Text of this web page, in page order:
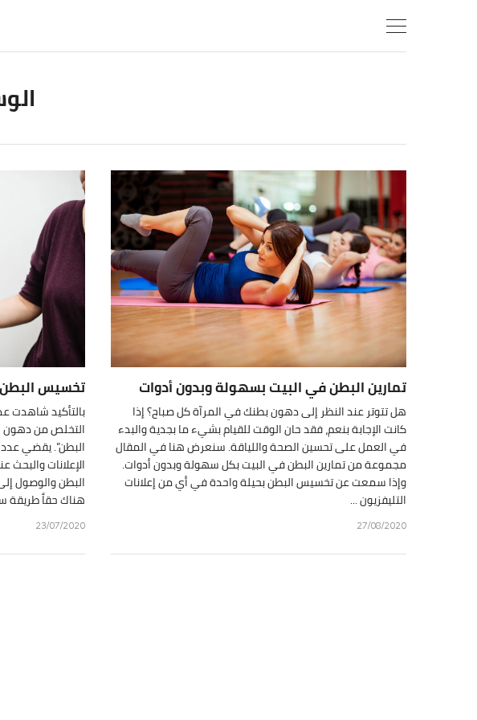
تمارين البطن في البيت بسهولة وبدون أدوات
هل تتوتر عند النظر إلى دهون بطنك في المرآة كل صباح؟ إذا
كانت الإجابة بنعم، فقد حان الوقت للقيام بشيء ما بجدية والبدء
في العمل على تحسين الصحة واللياقة. سنعرض هنا في المقال
مجموعة من تمارين البطن في البيت بكل سهولة وبدون أدوات.
وإذا سمعت عن تخسيس البطن بحيلة واحدة في أي من إعلانات
التليفزيون ...
27/08/2020
تخسيس البطن
بالتأكيد شاهدت
التخلص من دهون
البطن”. يقضي
الإعلانات
البطن والوصول
هناك حقاً طريقة
23/07/2020